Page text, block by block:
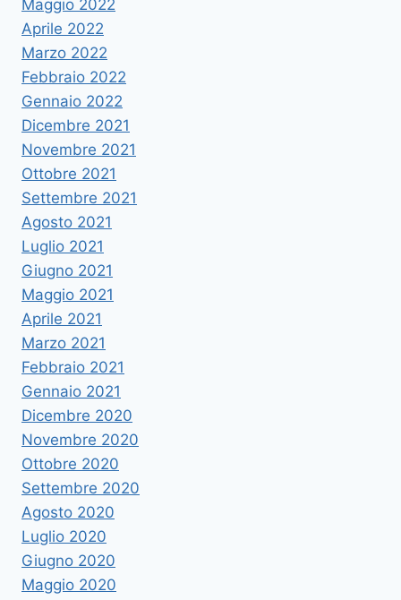
Maggio 2022
Aprile 2022
Marzo 2022
Febbraio 2022
Gennaio 2022
Dicembre 2021
Novembre 2021
Ottobre 2021
Settembre 2021
Agosto 2021
Luglio 2021
Giugno 2021
Maggio 2021
Aprile 2021
Marzo 2021
Febbraio 2021
Gennaio 2021
Dicembre 2020
Novembre 2020
Ottobre 2020
Settembre 2020
Agosto 2020
Luglio 2020
Giugno 2020
Maggio 2020